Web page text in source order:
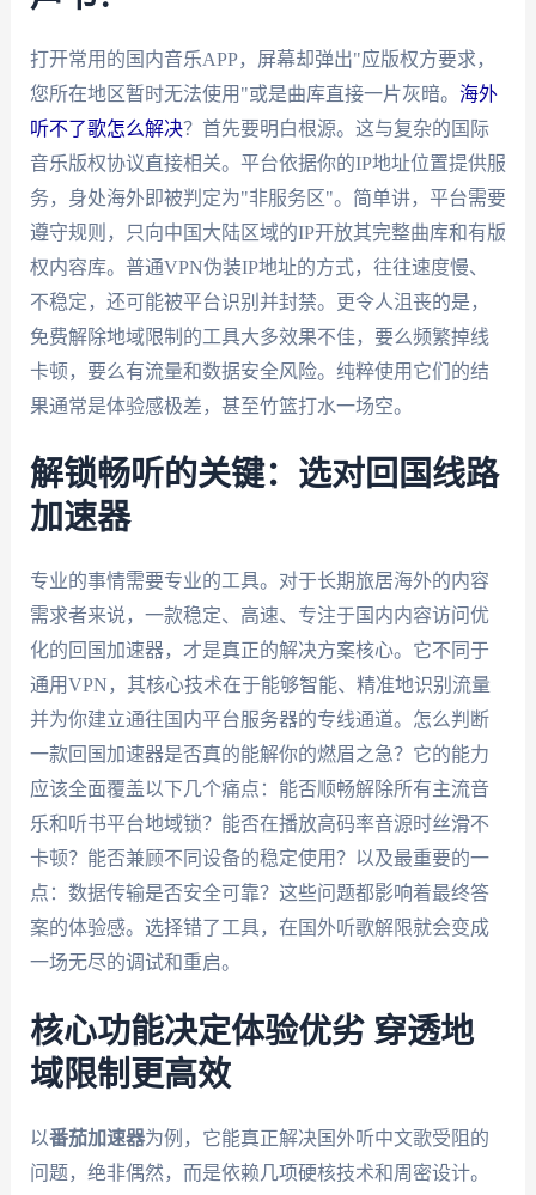
打开常用的国内音乐APP，屏幕却弹出"应版权方要求，
您所在地区暂时无法使用"或是曲库直接一片灰暗。 海外
听不了歌怎么解决？首先要明白根源。这与复杂的国际
音乐版权协议直接相关。平台依据你的IP地址位置提供服
务，身处海外即被判定为"非服务区"。简单讲，平台需要
遵守规则，只向中国大陆区域的IP开放其完整曲库和有版
权内容库。普通VPN伪装IP地址的方式，往往速度慢、
不稳定，还可能被平台识别并封禁。更令人沮丧的是，
免费解除地域限制的工具大多效果不佳，要么频繁掉线
卡顿，要么有流量和数据安全风险。纯粹使用它们的结
果通常是体验感极差，甚至竹篮打水一场空。
解锁畅听的关键：选对回国线路
加速器
专业的事情需要专业的工具。对于长期旅居海外的内容
需求者来说，一款稳定、高速、专注于国内内容访问优
化的回国加速器，才是真正的解决方案核心。它不同于
通用VPN，其核心技术在于能够智能、精准地识别流量
并为你建立通往国内平台服务器的专线通道。怎么判断
一款回国加速器是否真的能解你的燃眉之急？它的能力
应该全面覆盖以下几个痛点：能否顺畅解除所有主流音
乐和听书平台地域锁？能否在播放高码率音源时丝滑不
卡顿？能否兼顾不同设备的稳定使用？以及最重要的一
点：数据传输是否安全可靠？这些问题都影响着最终答
案的体验感。选择错了工具，在国外听歌解限就会变成
一场无尽的调试和重启。
核心功能决定体验优劣 穿透地
域限制更高效
以番茄加速器为例，它能真正解决国外听中文歌受阻的
问题，绝非偶然，而是依赖几项硬核技术和周密设计。